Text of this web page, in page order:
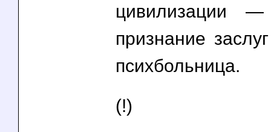
цивилизации
признание
психбольница.
(!)